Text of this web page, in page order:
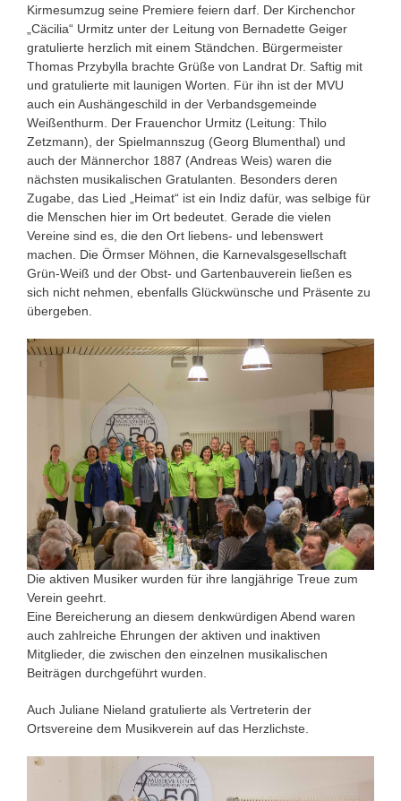
Kirmesumzug seine Premiere feiern darf. Der Kirchenchor
„Cäcilia“ Urmitz unter der Leitung von Bernadette Geiger
gratulierte herzlich mit einem Ständchen. Bürgermeister
Thomas Przybylla brachte Grüße von Landrat Dr. Saftig mit
und gratulierte mit launigen Worten. Für ihn ist der MVU
auch ein Aushängeschild in der Verbandsgemeinde
Weißenthurm. Der Frauenchor Urmitz (Leitung: Thilo
Zetzmann), der Spielmannszug (Georg Blumenthal) und
auch der Männerchor 1887 (Andreas Weis) waren die
nächsten musikalischen Gratulanten. Besonders deren
Zugabe, das Lied „Heimat“ ist ein Indiz dafür, was selbige für
die Menschen hier im Ort bedeutet. Gerade die vielen
Vereine sind es, die den Ort liebens- und lebenswert
machen. Die Örmser Möhnen, die Karnevalsgesellschaft
Grün-Weiß und der Obst- und Gartenbauverein ließen es
sich nicht nehmen, ebenfalls Glückwünsche und Präsente zu
übergeben.
Die aktiven Musiker wurden für ihre langjährige Treue zum
Verein geehrt.
Eine Bereicherung an diesem denkwürdigen Abend waren
auch zahlreiche Ehrungen der aktiven und inaktiven
Mitglieder, die zwischen den einzelnen musikalischen
Beiträgen durchgeführt wurden.
Auch Juliane Nieland gratulierte als Vertreterin der
Ortsvereine dem Musikverein auf das Herzlichste.